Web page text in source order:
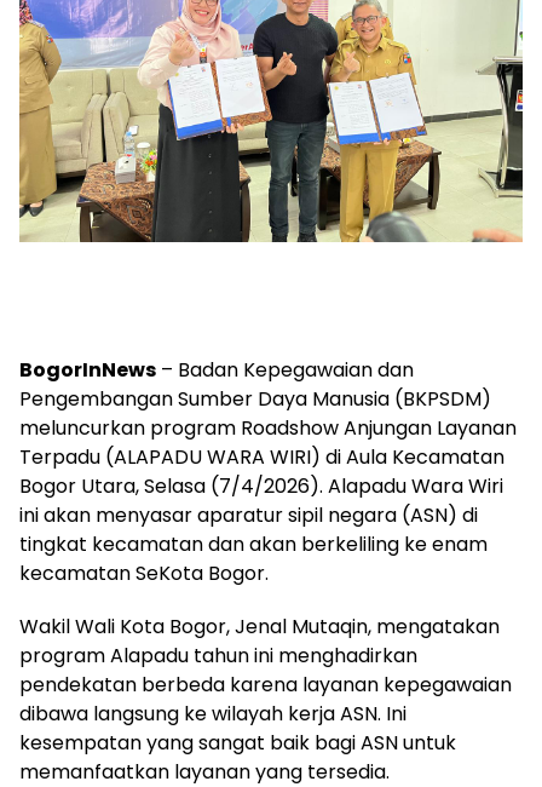
BogorInNews – Badan Kepegawaian dan
Pengembangan Sumber Daya Manusia (BKPSDM)
meluncurkan program Roadshow Anjungan Layanan
Terpadu (ALAPADU WARA WIRI) di Aula Kecamatan
Bogor Utara, Selasa (7/4/2026). Alapadu Wara Wiri
ini akan menyasar aparatur sipil negara (ASN) di
tingkat kecamatan dan akan berkeliling ke enam
kecamatan SeKota Bogor.
Wakil Wali Kota Bogor, Jenal Mutaqin, mengatakan
program Alapadu tahun ini menghadirkan
pendekatan berbeda karena layanan kepegawaian
dibawa langsung ke wilayah kerja ASN. Ini
kesempatan yang sangat baik bagi ASN untuk
memanfaatkan layanan yang tersedia.